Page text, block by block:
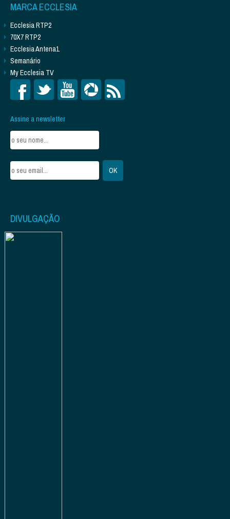
MARCA ECCLESIA
Ecclesia RTP2
70X7 RTP2
Ecclesia Antena1
Semanário
My Ecclesia TV
Assine a newsletter
DIVULGAÇÃO